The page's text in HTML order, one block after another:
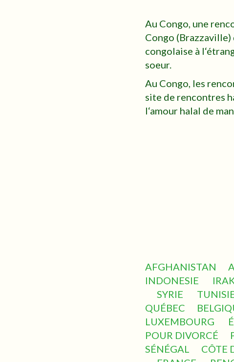
Au Congo, une
Congo (Brazzaville)
congolaise à
soeur.
Au Congo, les
site de rencontres
l‘amour halal de
AFGHANISTAN
INDONESIE
SYRIE
QUÉBEC
LUXEMBOURG
POUR DIVORCÉ
SÉNÉGAL
CÔTE